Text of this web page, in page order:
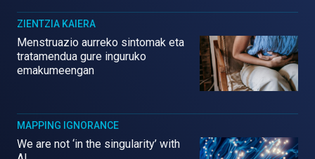
ZIENTZIA KAIERA
Menstruazio aurreko sintomak eta
tratamendua gure inguruko
emakumeengan
MAPPING IGNORANCE
We are not ‘in the singularity’ with